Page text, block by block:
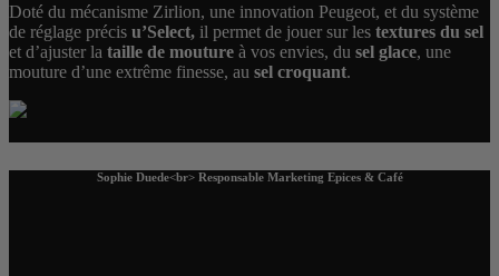
Doté du mécanisme Zirlion, une innovation Peugeot, et du système
de réglage précis u’Select, il permet de jouer sur les textures du sel
et d’ajuster la taille de mouture à vos envies, du sel glace, une
mouture d’une extrême finesse, au sel croquant.
Sophie Duede<br> Responsable Marketing Epices & Café